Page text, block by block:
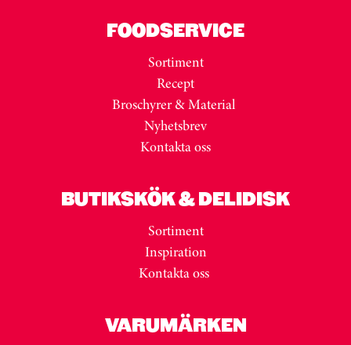
FOODSERVICE
Sortiment
Recept
Broschyrer & Material
Nyhetsbrev
Kontakta oss
BUTIKSKÖK & DELIDISK
Sortiment
Inspiration
Kontakta oss
VARUMÄRKEN